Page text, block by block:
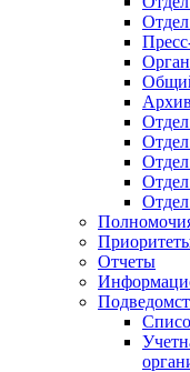
Отдел
Отчеты